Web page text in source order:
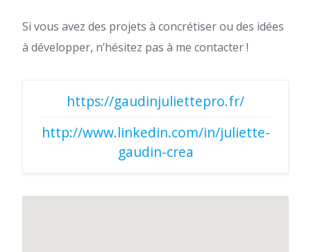
Si vous avez des projets à concrétiser ou des idées
à développer, n’hésitez pas à me contacter !
https://gaudinjuliettepro.fr/
http://www.linkedin.com/in/juliette-
gaudin-crea